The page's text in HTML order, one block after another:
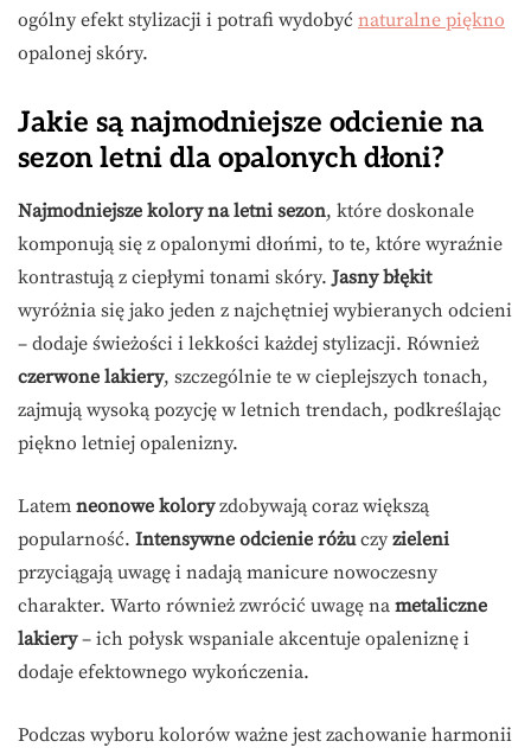
ogólny efekt stylizacji i potrafi wydobyć naturalne piękno
opalonej skóry.
Jakie są najmodniejsze odcienie na
sezon letni dla opalonych dłoni?
Najmodniejsze kolory na letni sezon, które doskonale
komponują się z opalonymi dłońmi, to te, które wyraźnie
kontrastują z ciepłymi tonami skóry. Jasny błękit
wyróżnia się jako jeden z najchętniej wybieranych odcieni
– dodaje świeżości i lekkości każdej stylizacji. Również
czerwone lakiery, szczególnie te w cieplejszych tonach,
zajmują wysoką pozycję w letnich trendach, podkreślając
piękno letniej opalenizny.
Latem neonowe koloryzdobywają coraz większą
popularność. Intensywne odcienie różuczy zieleni
przyciągają uwagę i nadają manicure nowoczesny
charakter. Warto również zwrócić uwagę na metaliczne
lakiery– ich połysk wspaniale akcentuje opaleniznę i
dodaje efektownego wykończenia.
Podczas wyboru kolorów ważne jest zachowanie harmonii